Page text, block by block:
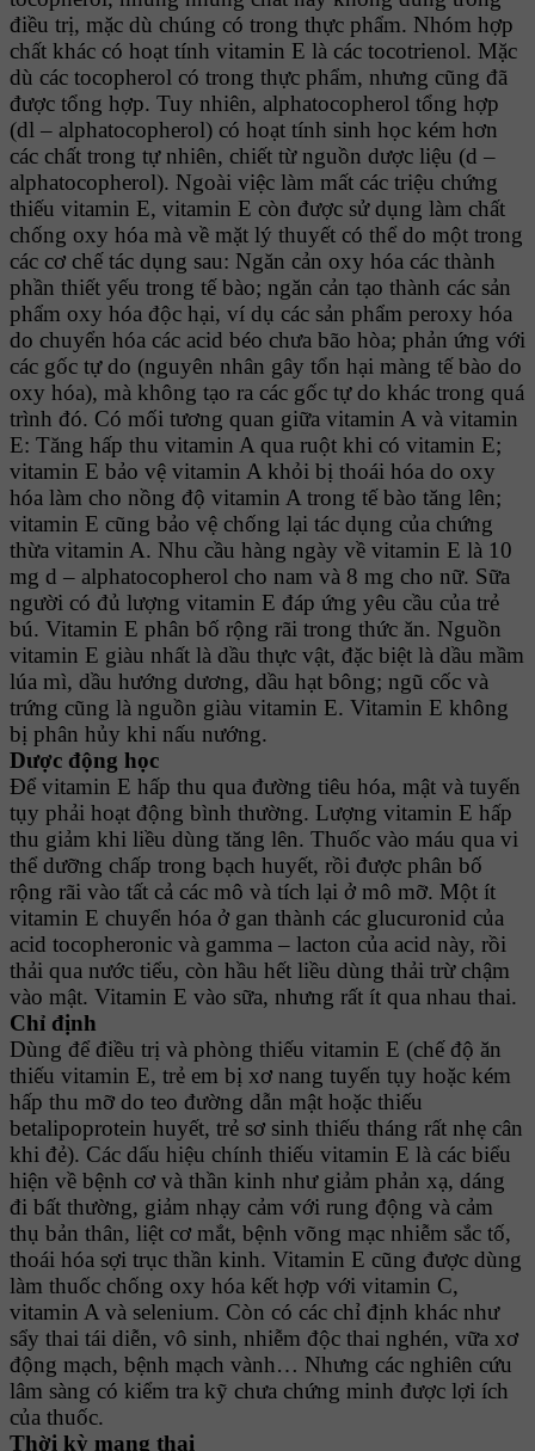
điều trị, mặc dù chúng có trong thực phẩm. Nhóm hợp
chất khác có hoạt tính vitamin E là các tocotrienol. Mặc
dù các tocopherol có trong thực phẩm, nhưng cũng đã
được tổng hợp. Tuy nhiên, alphatocopherol tổng hợp
(dl – alphatocopherol) có hoạt tính sinh học kém hơn
các chất trong tự nhiên, chiết từ nguồn dược liệu (d –
alphatocopherol). Ngoài việc làm mất các triệu chứng
thiếu vitamin E, vitamin E còn được sử dụng làm chất
chống oxy hóa mà về mặt lý thuyết có thể do một trong
các cơ chế tác dụng sau: Ngăn cản oxy hóa các thành
phần thiết yếu trong tế bào; ngăn cản tạo thành các sản
phẩm oxy hóa độc hại, ví dụ các sản phẩm peroxy hóa
do chuyển hóa các acid béo chưa bão hòa; phản ứng với
các gốc tự do (nguyên nhân gây tổn hại màng tế bào do
oxy hóa), mà không tạo ra các gốc tự do khác trong quá
trình đó. Có mối tương quan giữa vitamin A và vitamin
E: Tăng hấp thu vitamin A qua ruột khi có vitamin E;
vitamin E bảo vệ vitamin A khỏi bị thoái hóa do oxy
hóa làm cho nồng độ vitamin A trong tế bào tăng lên;
vitamin E cũng bảo vệ chống lại tác dụng của chứng
thừa vitamin A. Nhu cầu hàng ngày về vitamin E là 10
mg d – alphatocopherol cho nam và 8 mg cho nữ. Sữa
người có đủ lượng vitamin E đáp ứng yêu cầu của trẻ
bú. Vitamin E phân bố rộng rãi trong thức ăn. Nguồn
vitamin E giàu nhất là dầu thực vật, đặc biệt là dầu mầm
lúa mì, dầu hướng dương, dầu hạt bông; ngũ cốc và
trứng cũng là nguồn giàu vitamin E. Vitamin E không
bị phân hủy khi nấu nướng.
Dược động học
Ðể vitamin E hấp thu qua đường tiêu hóa, mật và tuyến
tụy phải hoạt động bình thường. Lượng vitamin E hấp
thu giảm khi liều dùng tăng lên. Thuốc vào máu qua vi
thể dưỡng chấp trong bạch huyết, rồi được phân bố
rộng rãi vào tất cả các mô và tích lại ở mô mỡ. Một ít
vitamin E chuyển hóa ở gan thành các glucuronid của
acid tocopheronic và gamma – lacton của acid này, rồi
thải qua nước tiểu, còn hầu hết liều dùng thải trừ chậm
vào mật. Vitamin E vào sữa, nhưng rất ít qua nhau thai.
Chỉ định
Dùng để điều trị và phòng thiếu vitamin E (chế độ ăn
thiếu vitamin E, trẻ em bị xơ nang tuyến tụy hoặc kém
hấp thu mỡ do teo đường dẫn mật hoặc thiếu
betalipoprotein huyết, trẻ sơ sinh thiếu tháng rất nhẹ cân
khi đẻ). Các dấu hiệu chính thiếu vitamin E là các biểu
hiện về bệnh cơ và thần kinh như giảm phản xạ, dáng
đi bất thường, giảm nhạy cảm với rung động và cảm
thụ bản thân, liệt cơ mắt, bệnh võng mạc nhiễm sắc tố,
thoái hóa sợi trục thần kinh. Vitamin E cũng được dùng
làm thuốc chống oxy hóa kết hợp với vitamin C,
vitamin A và selenium. Còn có các chỉ định khác như
sẩy thai tái diễn, vô sinh, nhiễm độc thai nghén, vữa xơ
động mạch, bệnh mạch vành… Nhưng các nghiên cứu
lâm sàng có kiểm tra kỹ chưa chứng minh được lợi ích
của thuốc.
Thời kỳ mang thai